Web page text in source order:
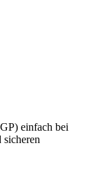
einfach bei